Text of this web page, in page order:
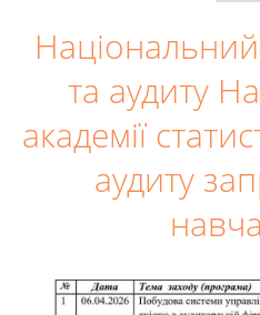
та аудиту
академії
аудиту